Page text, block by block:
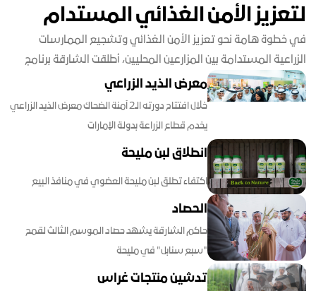
لتعزيز الأمن الغذائي المستدام
في خطوة هامة نحو تعزيز الأمن الغذائي وتشجيع الممارسات
الزراعية المستدامة بين المزارعين المحليين، أطلقت الشارقة برنامج
دعم المزارع العضوية معرض الذيد الزراعي
خلال افتتاح دورته الـ2 آمنة الضحاك معرض الذيد الزراعي
يخدم قطاع الزراعة بدولة الإمارات
انطلاق لبن مليحة
اكتفاء تطلق لبن مليحة العضوي في منافذ البيع
الحصاد
حاكم الشارقة يشهد حصاد الموسم الثالث لقمح
"سبع سنابل" في مليحة
تدشين منتجات غراس